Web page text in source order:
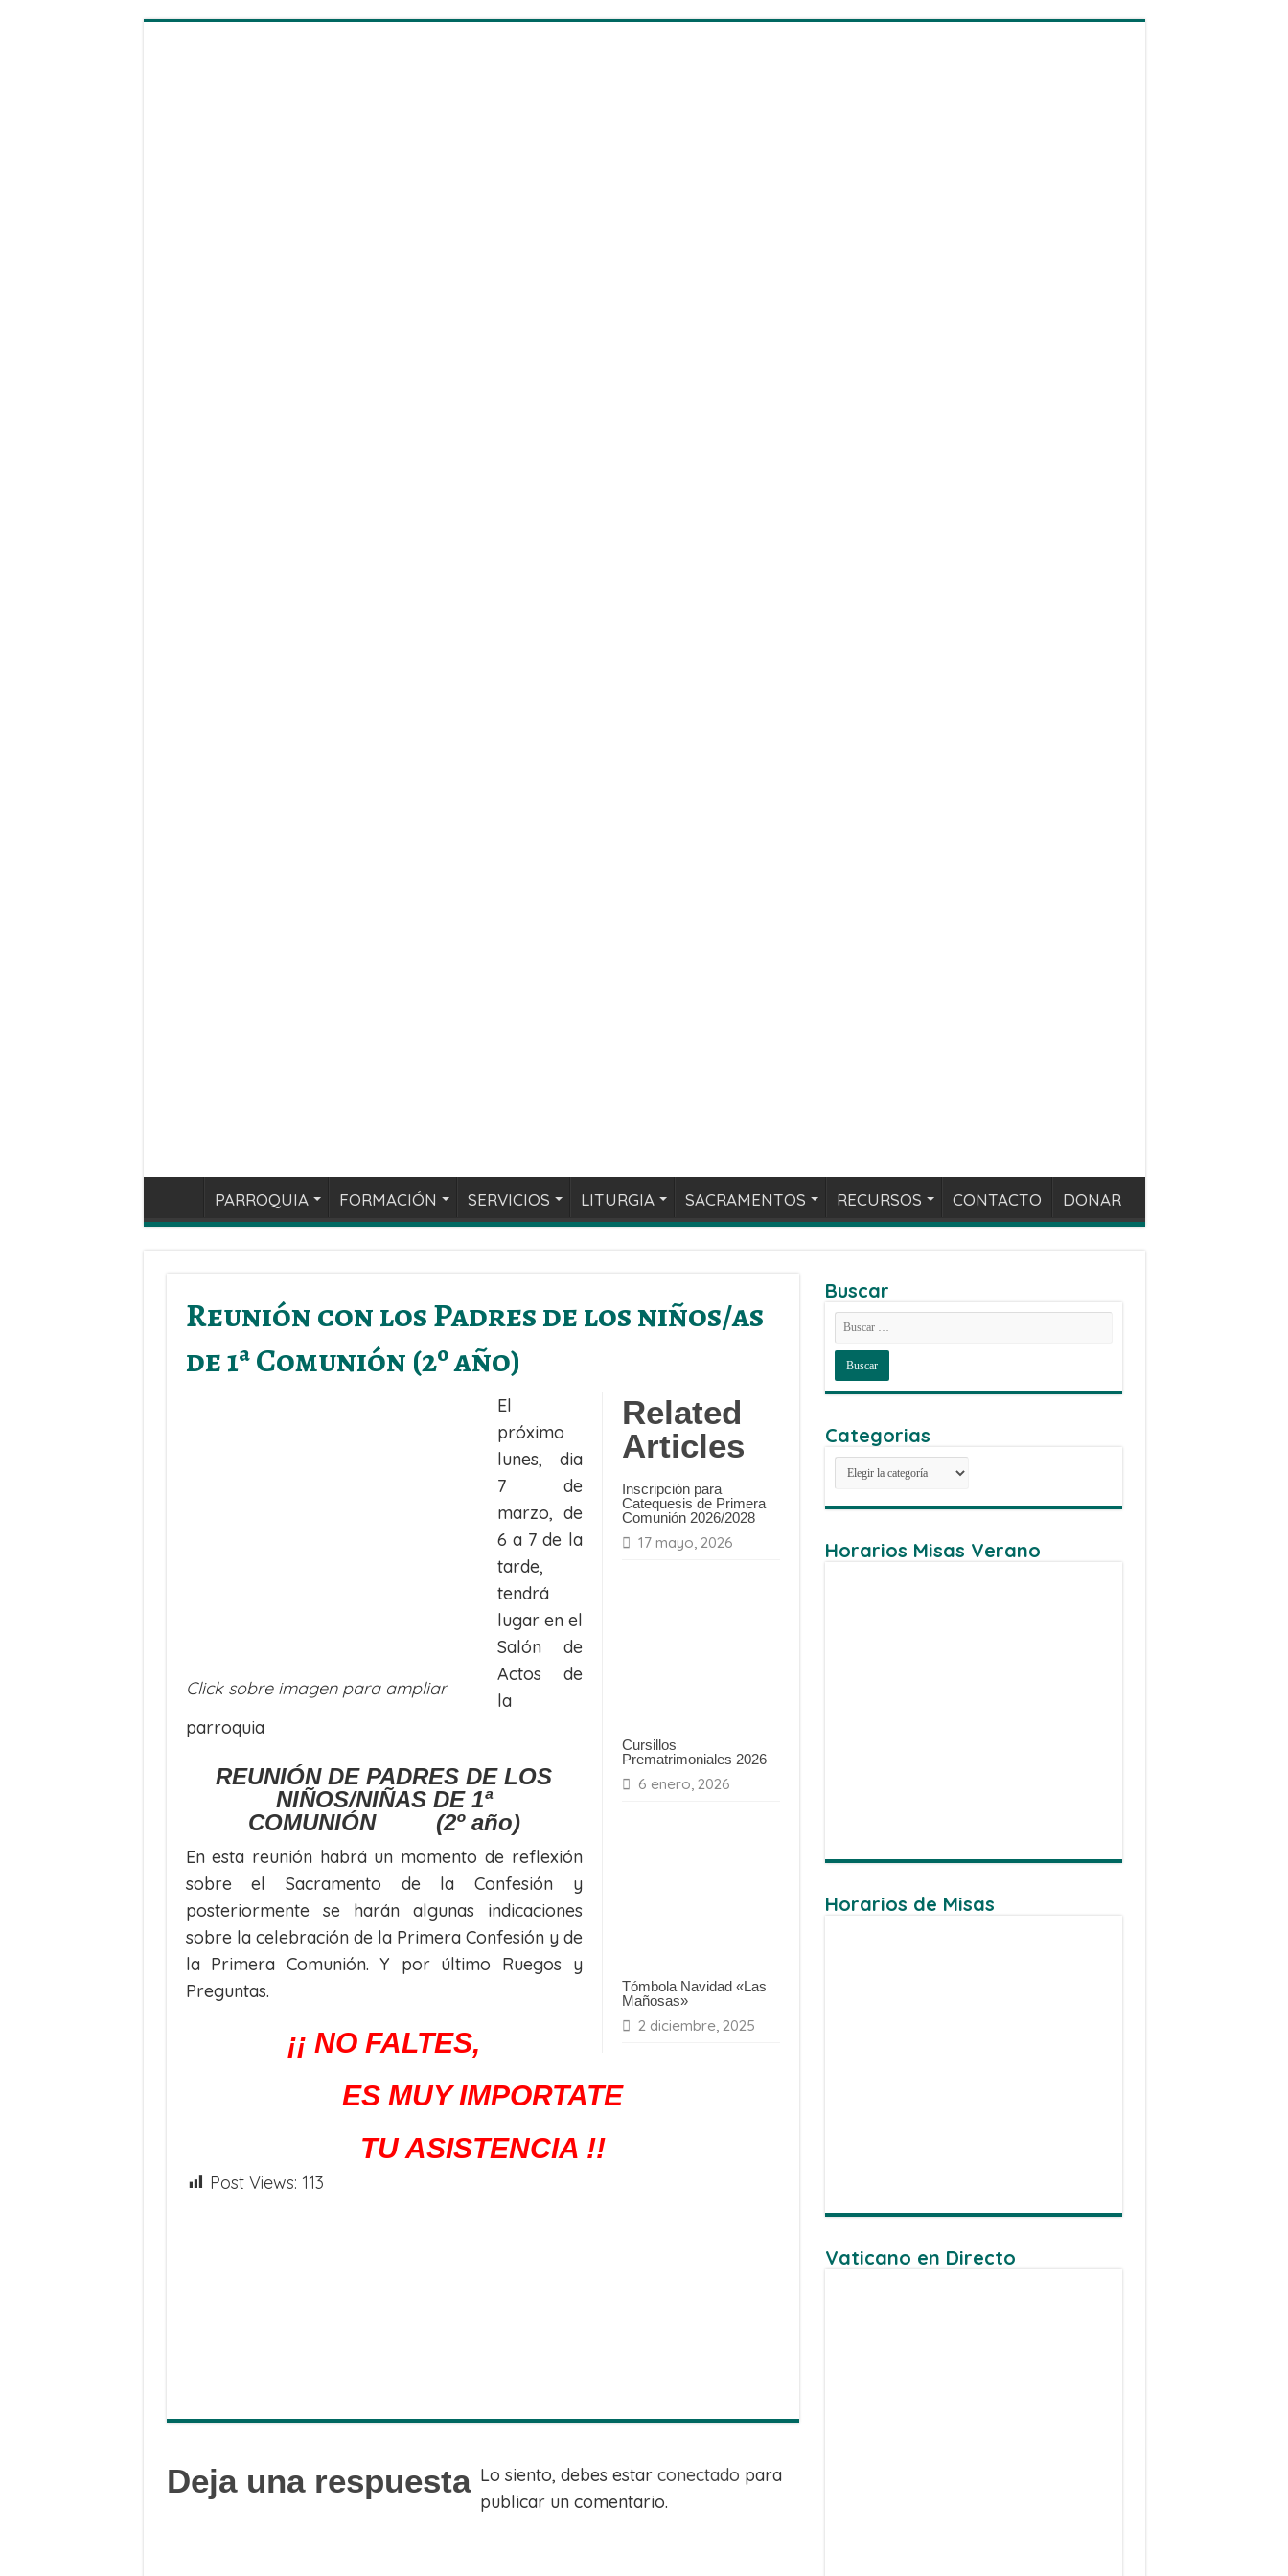
PARROQUIA FORMACIÓN SERVICIOS LITURGIA SACRAMENTOS RECURSOS CONTACTO DONAR
Reunión con los Padres de los niños/as
de 1ª Comunión (2º año)
Related
Articles
Inscripción para
Catequesis de Primera
Comunión 2026/2028
17 mayo, 2026
Cursillos
Prematrimoniales 2026
6 enero, 2026
Tómbola Navidad «Las
Mañosas»
2 diciembre, 2025
Click sobre imagen para ampliar
El
próximo
lunes, dia
7 de
marzo, de
6 a 7 de la
tarde,
tendrá
lugar en el
Salón de
Actos de
la
parroquia
REUNIÓN DE PADRES DE LOS
NIÑOS/NIÑAS DE 1ª
COMUNIÓN (2º año)
En esta reunión habrá un momento de reflexión
sobre el Sacramento de la Confesión y
posteriormente se harán algunas indicaciones
sobre la celebración de la Primera Confesión y de
la Primera Comunión. Y por último Ruegos y
Preguntas.
¡¡ NO FALTES,
ES MUY IMPORTATE
TU ASISTENCIA !!
Post Views: 113
Email
Deja una respuesta Lo siento, debes estar conectado para
publicar un comentario.
Buscar
Categorias
Categorias
Horarios Misas Verano
Horarios de Misas
Vaticano en Directo